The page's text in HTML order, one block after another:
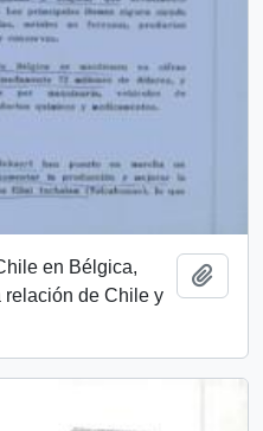
en Bélgica,
relación de Chile y